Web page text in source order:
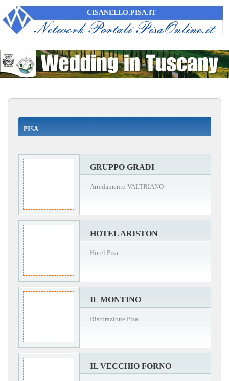
CISANELLO.PISA.IT
PISA
GRUPPO GRADI
Arredamento VALTRIANO
HOTEL ARISTON
Hotel Pisa
IL MONTINO
Ristorazione Pisa
IL VECCHIO FORNO